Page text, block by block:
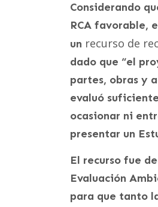
Considerando
RCA favorable,
un recurso de
dado que “el
partes, obras y
evaluó
ocasionar ni
presentar un
El recurso fue
Evaluación
para que tanto